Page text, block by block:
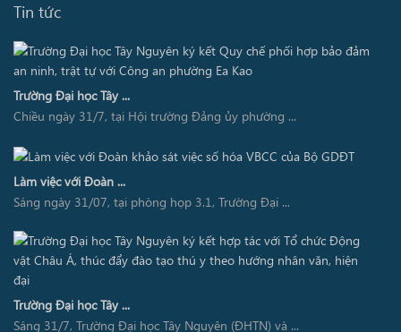
Tin tức
Trường Đại học Tây ...
Chiều ngày 31/7, tại Hội trường Đảng ủy phường ...
Làm việc với Đoàn ...
Sáng ngày 31/07, tại phòng họp 3.1, Trường Đại ...
Trường Đại học Tây ...
Sáng 31/7, Trường Đại học Tây Nguyên (ĐHTN) và ...